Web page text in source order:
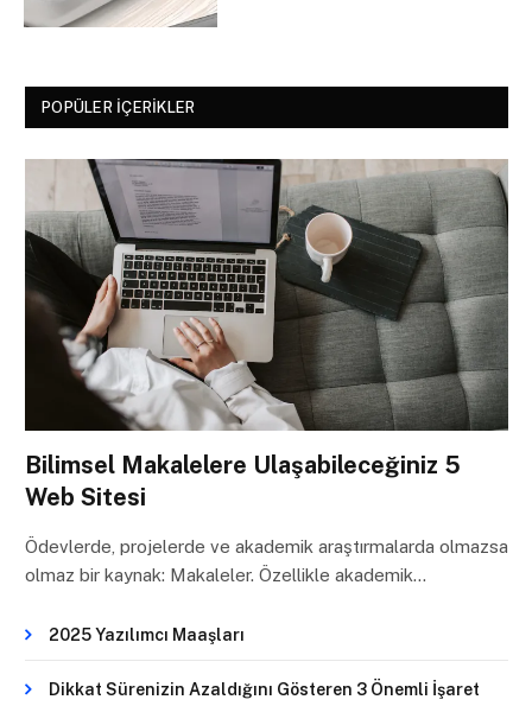
POPÜLER İÇERIKLER
Bilimsel Makalelere Ulaşabileceğiniz 5
Web Sitesi
Ödevlerde, projelerde ve akademik araştırmalarda olmazsa
olmaz bir kaynak: Makaleler. Özellikle akademik…
2025 Yazılımcı Maaşları
Dikkat Sürenizin Azaldığını Gösteren 3 Önemli İşaret